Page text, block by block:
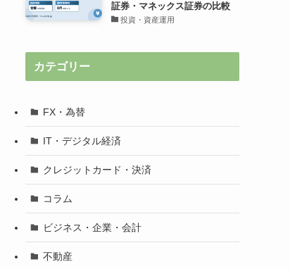
証券・マネックス証券の比較
投資・資産運用
カテゴリー
FX・為替
IT・デジタル経済
クレジットカード・決済
コラム
ビジネス・企業・会計
不動産